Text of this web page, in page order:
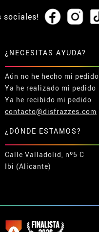
sociales!
¿NECESITAS AYUDA?
Aún no he hecho mi pedido
Ya he realizado mi pedido
Ya he recibido mi pedido
contacto@disfrazzes.com
¿DÓNDE ESTAMOS?
Calle Valladolid, nº5 C
Ibi (Alicante)